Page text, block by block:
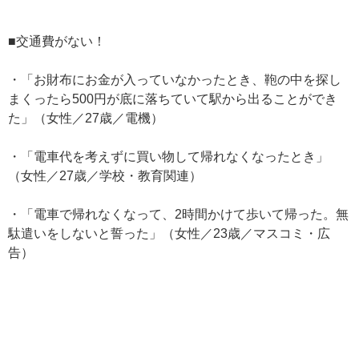
■交通費がない！
・「お財布にお金が入っていなかったとき、鞄の中を探し
まくったら500円が底に落ちていて駅から出ることができ
た」（女性／27歳／電機）
・「電車代を考えずに買い物して帰れなくなったとき」
（女性／27歳／学校・教育関連）
・「電車で帰れなくなって、2時間かけて歩いて帰った。無
駄遣いをしないと誓った」（女性／23歳／マスコミ・広
告）